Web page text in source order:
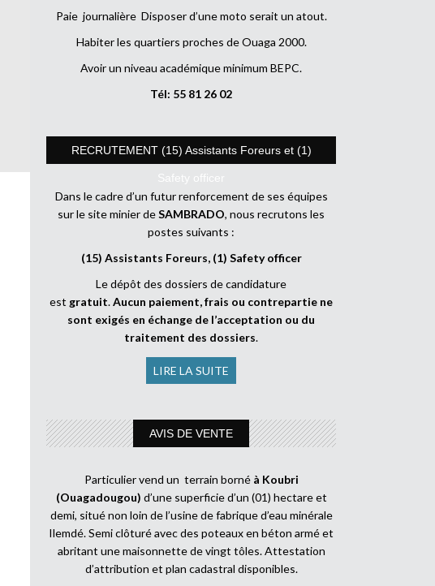
Paie journalière Disposer d’une moto serait un atout.
Habiter les quartiers proches de Ouaga 2000.
Avoir un niveau académique minimum BEPC.
Tél: 55 81 26 02
RECRUTEMENT (15) Assistants Foreurs et (1)
Safety officer
Dans le cadre d’un futur renforcement de ses équipes
sur le site minier deSAMBRADO, nous recrutons les
postes suivants :
(15) Assistants Foreurs, (1) Safety officer
Le dépôt des dossiers de candidature
est gratuit.Aucun paiement, frais ou contrepartie ne
sont exigés en échange de l’acceptation ou du
traitement des dossiers.
LIRE LA SUITE
AVIS DE VENTE
Particulier vend un terrain borné à Koubri
(Ouagadougou) d’une superficie d’un (01) hectare et
demi, situé non loin de l’usine de fabrique d’eau minérale
Ilemdé. Semi clôturé avec des poteaux en béton armé et
abritant une maisonnette de vingt tôles. Attestation
d’attribution et plan cadastral disponibles.